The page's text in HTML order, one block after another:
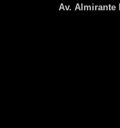
Av. Almirante